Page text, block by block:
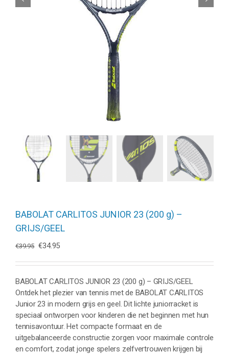
BABOLAT CARLITOS JUNIOR 23 (200 g) –
GRIJS/GEEL
€39.95 Oorspronkelijke
was:
€39.95.
€34.95Huidige
is:
€34.95.
BABOLAT CARLITOS JUNIOR 23 (200 g) – GRIJS/GEEL
Ontdek het plezier van tennis met de BABOLAT CARLITOS
Junior 23 in modern grijs en geel. Dit lichte juniorracket is
speciaal ontworpen voor kinderen die net beginnen met hun
tennisavontuur. Het compacte formaat en de
uitgebalanceerde constructie zorgen voor maximale controle
en comfort, zodat jonge spelers zelfvertrouwen krijgen bij